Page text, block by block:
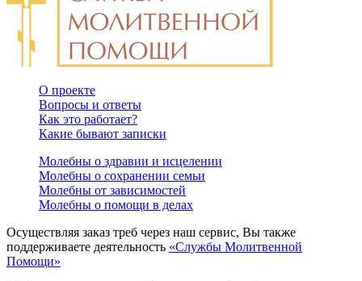
О проекте
Вопросы и ответы
Как это работает?
Какие бывают записки
Молебны о здравии и исцелении
Молебны о сохранении семьи
Молебны от зависимостей
Молебны о помощи в делах
Осуществляя заказ треб через наш сервис, Вы также
поддерживаете деятельность «Службы Молитвенной
Помощи»